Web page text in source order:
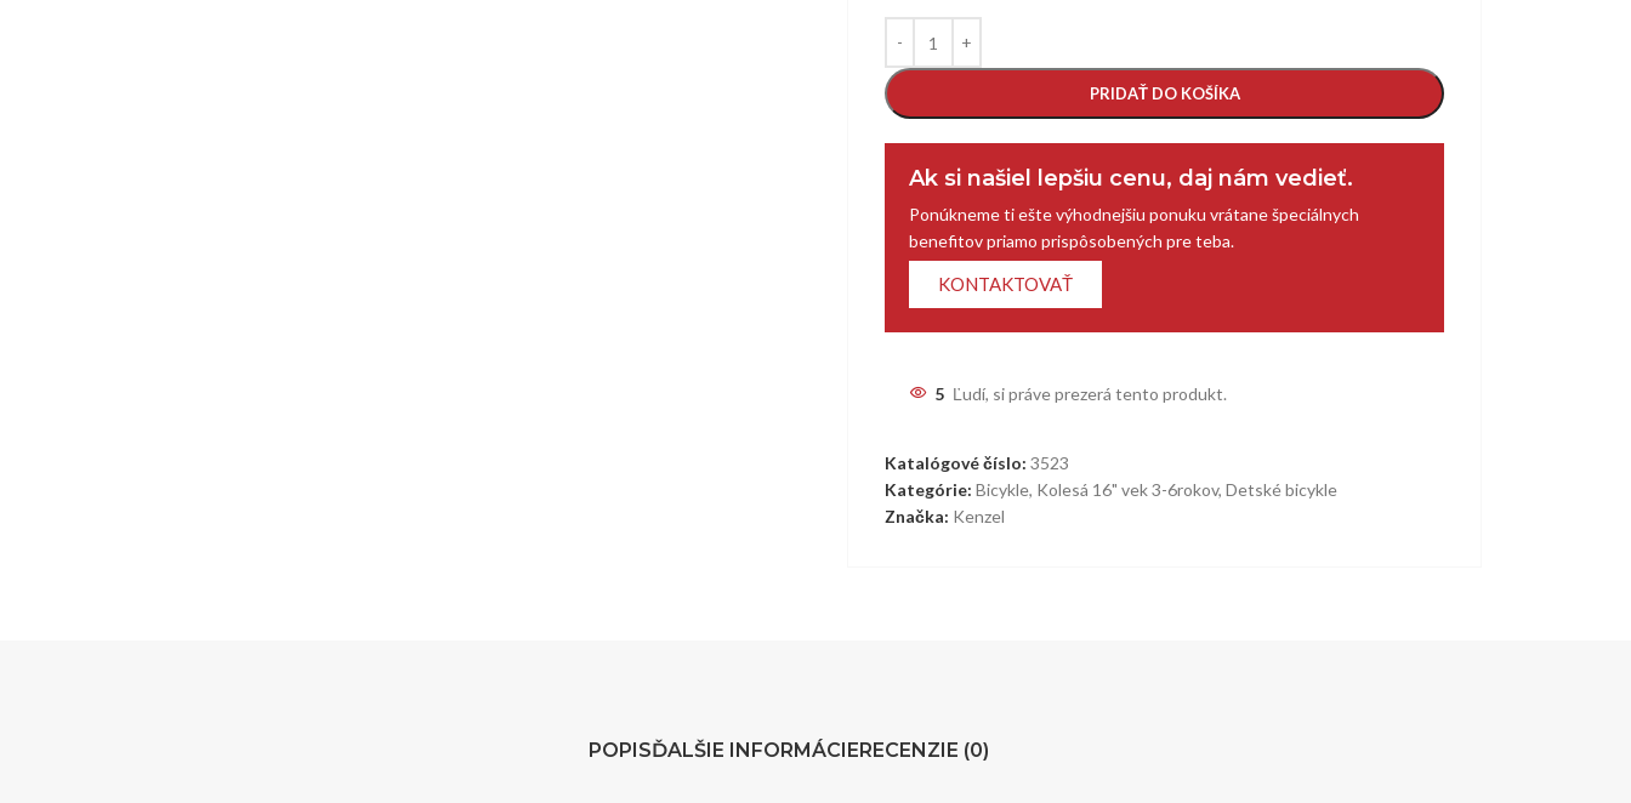
PRIDAŤ DO KOŠÍKA
Ak si našiel lepšiu cenu, daj nám vedieť.
Ponúkneme ti ešte výhodnejšiu ponuku vrátane špeciálnych
benefitov priamo prispôsobených pre teba.
KONTAKTOVAŤ
5 Ľudí, si práve prezerá tento produkt.
Katalógové číslo: 3523
Kategórie: Bicykle, Kolesá 16" vek 3-6rokov, Detské bicykle
Značka: Kenzel
POPISĎALŠIE INFORMÁCIE RECENZIE (0)